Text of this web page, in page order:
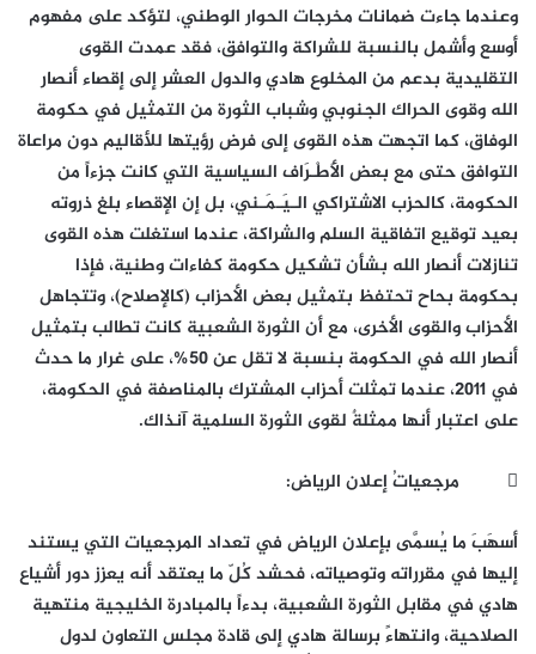
وعندما جاءت ضمانات مخرجات الحوار الوطني، لتؤكد على مفهوم
أوسع وأشمل بالنسبة للشراكة والتوافق، فقد عمدت القوى
التقليدية بدعم من المخلوع هادي والدول العشر إلى إقصاء أنصار
الله وقوى الحراك الجنوبي وشباب الثورة من التمثيل في حكومة
الوفاق، كما اتجهت هذه القوى إلى فرض رؤيتها للأقاليم دون مراعاة
التوافق حتى مع بعض الأَطْـرَاف السياسية التي كانت جزءاً من
الحكومة، كالحزب الاشتراكي الـيَـمَـني، بل إن الإقصاء بلغ ذروته
بعيد توقيع اتفاقية السلم والشراكة، عندما استغلت هذه القوى
تنازلات أنصار الله بشأن تشكيل حكومة كفاءات وطنية، فإذا
بحكومة بحاح تحتفظ بتمثيل بعض الأحزاب (كالإصلاح)، وتتجاهل
الأحزاب والقوى الأخرى، مع أن الثورة الشعبية كانت تطالب بتمثيل
أنصار الله في الحكومة بنسبة لا تقل عن 50%، على غرار ما حدث
في 2011، عندما تمثلت أحزاب المشترك بالمناصفة في الحكومة،
على اعتبار أنها ممثلةٌ لقوى الثورة السلمية آنذاك.
 مرجعياتُ إعلان الرياض:
أسهَبَ ما يُسمَّى بإعلان الرياض في تعداد المرجعيات التي يستند
إليها في مقرراته وتوصياته، فحشد كُلّ ما يعتقد أنه يعزز دور أشياع
هادي في مقابل الثورة الشعبية، بدءاً بالمبادرة الخليجية منتهية
الصلاحية، وانتهاءً برسالة هادي إلى قادة مجلس التعاون لدول